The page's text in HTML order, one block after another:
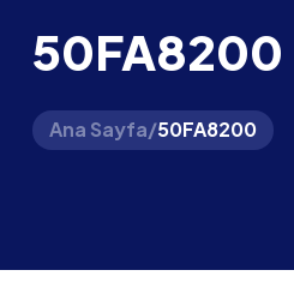
50FA8200
Ana Sayfa/50FA8200